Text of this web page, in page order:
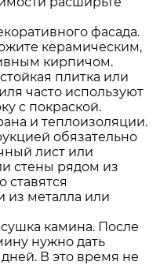
фасада.
керамическим,
кирпичом.
плитка или
часто используют
с покраской.
и теплоизоляции.
обязательно
лист или
стены рядом из
ставятся
металла или
камина. После
нужно дать
В это время не